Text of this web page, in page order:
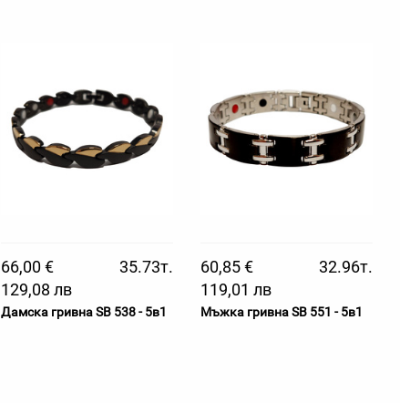
66,00 €
35.73т.
129,08 лв
Дамска гривна SB 538 - 5в1
60,85 €
32.96т.
119,01 лв
Мъжка гривна SB 551 - 5в1